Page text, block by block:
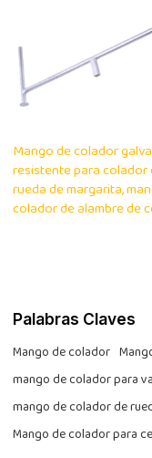
Mango de colador
resistente para colador
rueda de margarita,
colador de alambre de
Palabras Claves
Mango de colador
mango de colador para
mango de colador de
Mango de colador para